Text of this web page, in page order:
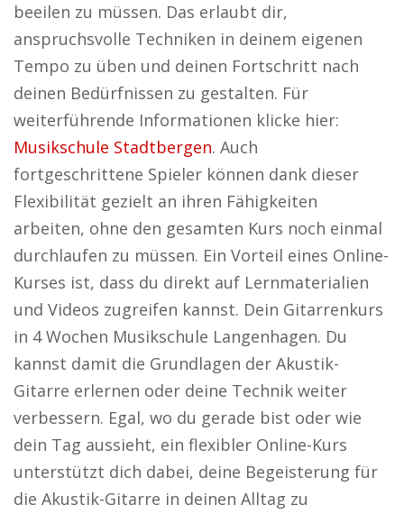
beeilen zu müssen. Das erlaubt dir,
anspruchsvolle Techniken in deinem eigenen
Tempo zu üben und deinen Fortschritt nach
deinen Bedürfnissen zu gestalten. Für
weiterführende Informationen klicke hier:
Musikschule Stadtbergen. Auch
fortgeschrittene Spieler können dank dieser
Flexibilität gezielt an ihren Fähigkeiten
arbeiten, ohne den gesamten Kurs noch einmal
durchlaufen zu müssen. Ein Vorteil eines Online-
Kurses ist, dass du direkt auf Lernmaterialien
und Videos zugreifen kannst. Dein Gitarrenkurs
in 4 Wochen Musikschule Langenhagen. Du
kannst damit die Grundlagen der Akustik-
Gitarre erlernen oder deine Technik weiter
verbessern. Egal, wo du gerade bist oder wie
dein Tag aussieht, ein flexibler Online-Kurs
unterstützt dich dabei, deine Begeisterung für
die Akustik-Gitarre in deinen Alltag zu